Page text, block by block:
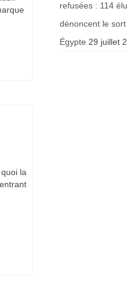
la
refusées : 114
dénoncent le sort
Égypte 29 juillet